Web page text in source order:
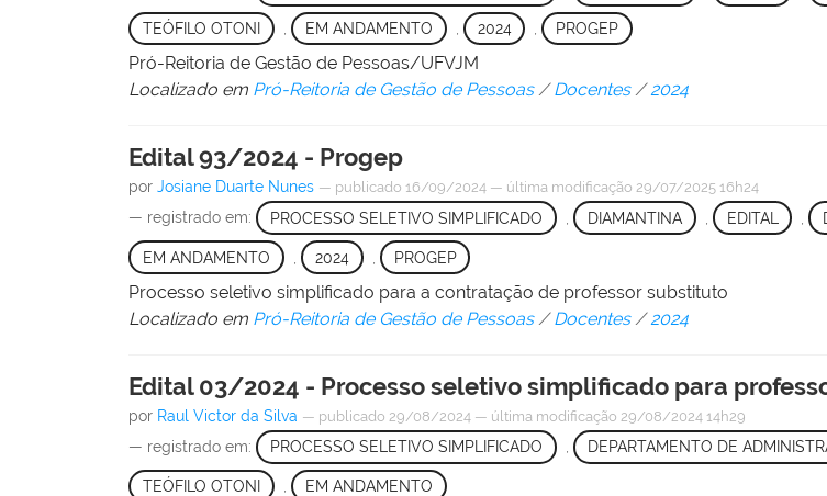
TEÓFILO OTONI EM ANDAMENTO 2024 , PROGEP
Pró-Reitoria de Gestão de Pessoas/UFVJM
Localizado em Pró-Reitoria de Gestão de Pessoas /Docentes /2024
Edital 93/2024 - Progep
porJosiane Duarte Nunes — publicado 16/09/2024 — última modificação 29/07/2025 16h24
— registrado em: PROCESSO SELETIVO SIMPLIFICADO DIAMANTINA EDITAL ,
EM ANDAMENTO 2024 PROGEP
Processo seletivo simplificado para a contratação de professor substituto
Localizado em Pró-Reitoria de Gestão de Pessoas /Docentes /2024
Edital 03/2024 - Processo seletivo simplificado para
por Raul Victor da Silva — publicado 29/08/2024 — última modificação 29/08/2024 14h29
— registrado em: PROCESSO SELETIVO SIMPLIFICADO , DEPARTAMENTO DE
TEÓFILO OTONI EM ANDAMENTO